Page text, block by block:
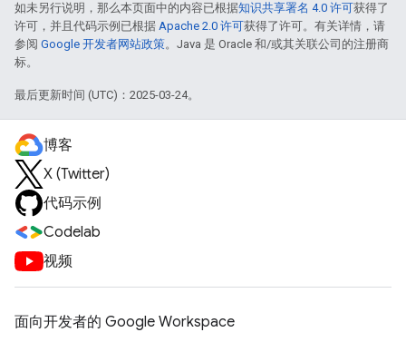
如未另行说明，那么本页面中的内容已根据知识共享署名 4.0 许可获得了
许可，并且代码示例已根据 Apache 2.0 许可获得了许可。有关详情，请
参阅 Google 开发者网站政策。Java 是 Oracle 和/或其关联公司的注册商
标。
最后更新时间 (UTC)：2025-03-24。
博客
X (Twitter)
代码示例
Codelab
视频
面向开发者的 Google Workspace